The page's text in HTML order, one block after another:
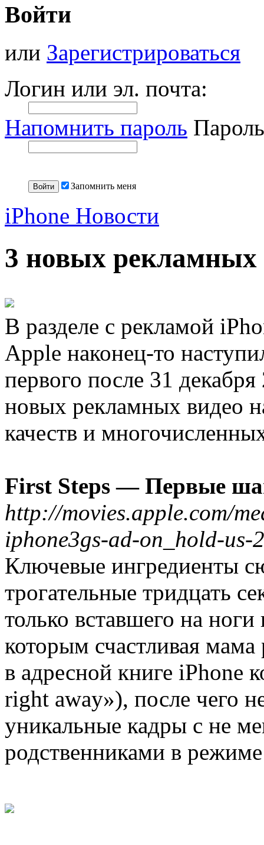
Войти
или Зарегистрироваться
Логин или эл. почта:
Напомнить пароль
Запомнить меня
iPhone Новости
3 новых рекламных
В разделе с рекламой
Apple наконец-то
первого после 31
новых рекламных видео
качеств и
First Steps — Первые
http://movies.apple.com/
iphone3gs-ad-on_hold-us-
Ключевые ингредиенты
трогательные тридцать
только вставшего на ноги
которым счастливая
в адресной книге iPhone
right away»), после чего
уникальные кадры с не
родственниками в